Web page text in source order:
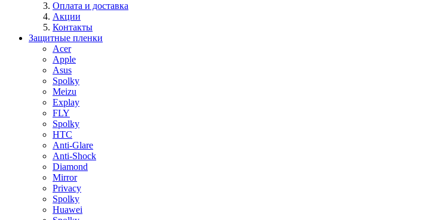
Оплата и доставка
Акции
Контакты
Защитные пленки
Acer
Apple
Asus
Spolky
Meizu
Explay
FLY
Spolky
HTC
Anti-Glare
Anti-Shock
Diamond
Mirror
Privacy
Spolky
Huawei